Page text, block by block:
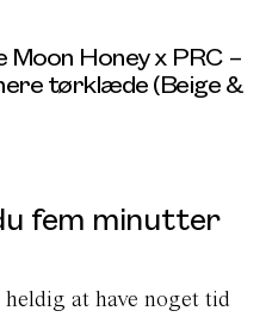
Moon Honey x PRC –
tørklæde (Beige &
fem minutter
at have noget tid